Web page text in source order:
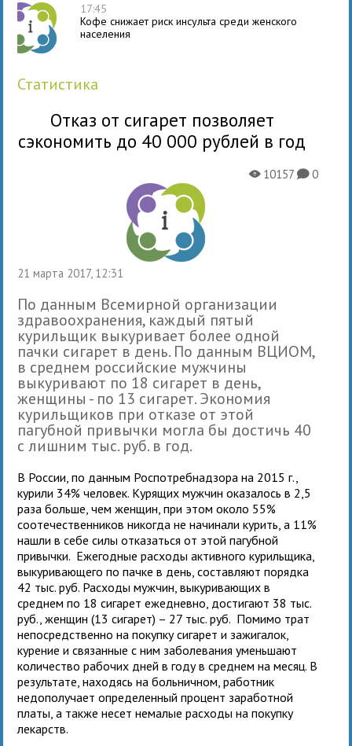
17:45
Кофе снижает риск инсульта среди женского
населения
статистика
Отказ от сигарет позволяет
сэкономить до 40 000 рублей в год
21 марта 2017, 12:31
X10157K0
По данным Всемирной организации
здравоохранения, каждый пятый
курильщик выкуривает более одной
пачки сигарет в день. По данным ВЦИОМ,
в среднем российские мужчины
выкуривают по 18 сигарет в день,
женщины - по 13 сигарет. Экономия
курильщиков при отказе от этой
пагубной привычки могла бы достичь 40
с лишним тыс. руб. в год.
В России, по данным Роспотребнадзора на 2015 г.,
курили 34% человек. Курящих мужчин оказалось в 2,5
раза больше, чем женщин, при этом около 55%
соотечественников никогда не начинали курить, а 11%
нашли в себе силы отказаться от этой пагубной
привычки. Ежегодные расходы активного курильщика,
выкуривающего по пачке в день, составляют порядка
42 тыс. руб. Расходы мужчин, выкуривающих в
среднем по 18 сигарет ежедневно, достигают 38 тыс.
руб., женщин (13 сигарет) – 27 тыс. руб. Помимо трат
непосредственно на покупку сигарет и зажигалок,
курение и связанные с ним заболевания уменьшают
количество рабочих дней в году в среднем на месяц. В
результате, находясь на больничном, работник
недополучает определенный процент заработной
платы, а также несет немалые расходы на покупку
лекарств.